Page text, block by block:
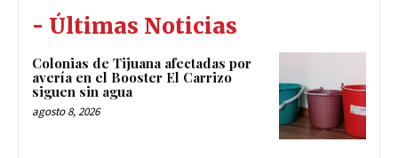
- Últimas Noticias
Colonias de Tijuana afectadas por
avería en el Booster El Carrizo
siguen sin agua
agosto 8, 2026